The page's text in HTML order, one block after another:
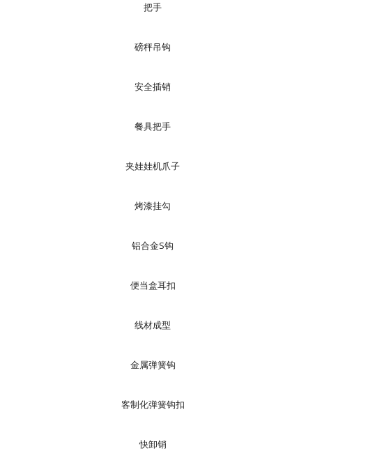
把手
磅秤吊钩
安全插销
餐具把手
夹娃娃机爪子
烤漆挂勾
铝合金S钩
便当盒耳扣
线材成型
金属弹簧钩
客制化弹簧钩扣
快卸销